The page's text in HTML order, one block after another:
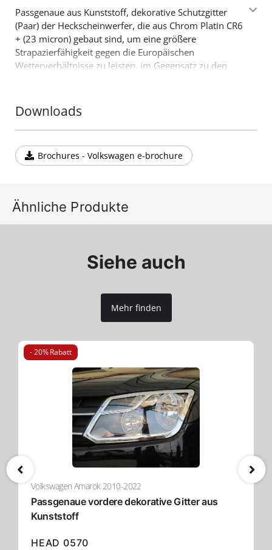
Passgenaue aus Kunststoff, dekorative Schutzgitter
(Paar) der Heckscheinwerfer, die aus Chrom Platin CR6
+ (23 micron) gebaut sind, um eine größere
Strapazierfähigkeit gegen die Europäischen
Wetterverhältnisse zu leisten, im Gegensatz zu den
die schon bewerte Vielfallt von Accessoires der Firma
Tessera4x4 ergänzt.
Downloads
Brochures - Volkswagen e-brochure
Ähnliche Produkte
Siehe auch
Mehr finden
- 20% Rabatt
Volkswagen Amarok 2010-2022
Passgenaue vordere dekorative Gitter aus
Kunststoff
HEAD 0570